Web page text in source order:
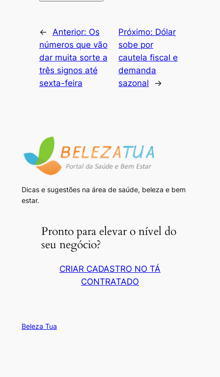
← Anterior: Os
números que vão
dar muita sorte a
três signos até
sexta-feira
Próximo: Dólar
sobe por
cautela fiscal e
demanda
sazonal
→
Dicas e sugestões na área de saúde, beleza e bem
estar.
Pronto para elevar o nível do
seu negócio?
CRIAR CADASTRO NO TÁ
CONTRATADO
Beleza Tua